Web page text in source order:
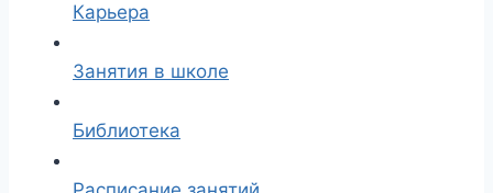
Карьера
Занятия в школе
Библиотека